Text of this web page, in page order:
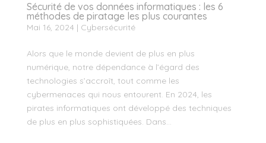
Sécurité de vos données informatiques : les 6
méthodes de piratage les plus courantes
Mai 16, 2024 | Cybersécurité
Alors que le monde devient de plus en plus
numérique, notre dépendance à l’égard des
technologies s’accroît, tout comme les
cybermenaces qui nous entourent. En 2024, les
pirates informatiques ont développé des techniques
de plus en plus sophistiquées. Dans...